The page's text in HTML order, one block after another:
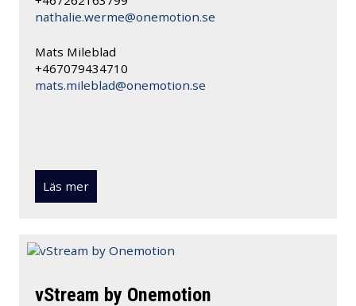
nathalie.werme@onemotion.se
Mats Mileblad
+467079434710
mats.mileblad@onemotion.se
Läs mer
vStream by Onemotion